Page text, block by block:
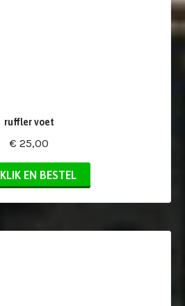
ruffler voet
€ 25,00
KLIK EN BESTEL